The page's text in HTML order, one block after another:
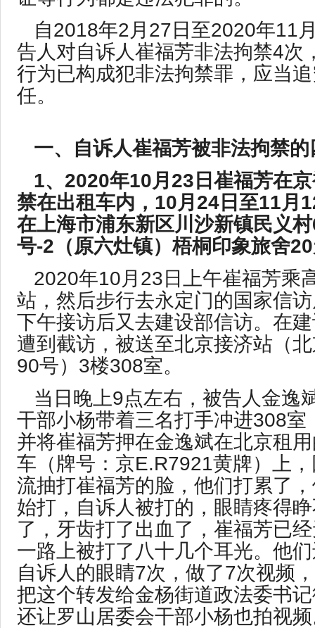
自2018年2月27日至2020年11
告人对自诉人崔福芳非法拘禁4次
行为已构成犯非法拘禁罪，应当
任。
一、自诉人崔福芳被非法拘禁
1、2020年10月23日崔福芳在
禁在出租车内，10月24日至11月
在上海市浦东新区川沙新镇民义
号-2（原六灶镇）梧桐印象旅舍
2020年10月23日上午崔福芳乘
站，然后步行去永定门的国家信
下午接访后又去建设部信访。在
遭到截访，被送至北京接济站（
90号）3楼308室。
当日晚上9点左右，被告人金逸
干部小杨带着三名打手冲进308室
并将崔福芳押在金逸斌在北京租
车（牌号：京E.R7921黄牌）上
流抽打崔福芳的脸，他们打累了
始打，自诉人被打的，眼睛疼得
了，牙齿打了出血了，崔福芳已
一路上被打了八十几个耳光。他
自诉人的眼睛7次，做了7次视频
把这个转发给金杨街道政法委书
还让罗山居委会干部小杨也拍视